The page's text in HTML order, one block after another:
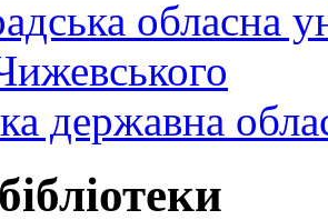
обласна
державна